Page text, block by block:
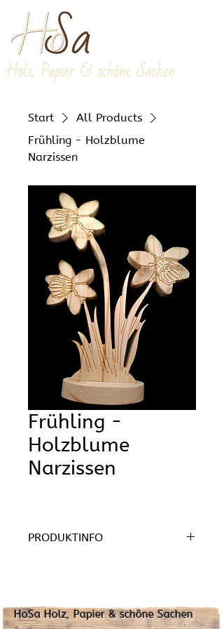
Holz, Papier & schöne Sachen
Start
All Products
Frühling - Holzblume
Narzissen
Frühling -
Holzblume
Narzissen
PRODUKTINFO
In folgenden Größen verfügbar HxB:
HoSa Holz, Papier & schöne Sachen